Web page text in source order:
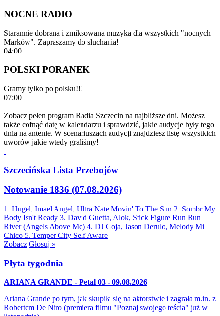
NOCNE RADIO
Starannie dobrana i zmiksowana muzyka dla wszystkich "nocnych
Marków". Zapraszamy do słuchania!
04:00
POLSKI PORANEK
Gramy tylko po polsku!!!
07:00
Zobacz pełen program Radia Szczecin na najbliższe dni. Możesz
także cofnąć datę w kalendarzu i sprawdzić, jakie audycje były tego
dnia na antenie. W scenariuszach audycji znajdziesz listę wszystkich
uworów jakie wtedy graliśmy!
Szczecińska Lista Przebojów
Notowanie 1836 (07.08.2026)
1. Hugel, Imael Angel, Ultra Nate Movin' To The Sun 2. Sombr My
Body Isn't Ready 3. David Guetta, Alok, Stick Figure Run Run
River (Angels Above Me) 4. DJ Goja, Jason Derulo, Melody Mi
Chico 5. Temper City Self Aware
Zobacz Głosuj »
Płyta tygodnia
ARIANA GRANDE - Petal 03 - 09.08.2026
Ariana Grande po tym, jak skupiła się na aktorstwie i zagrała m.in. z
Robertem De Niro (premiera filmu "Poznaj swojego teścia" już w